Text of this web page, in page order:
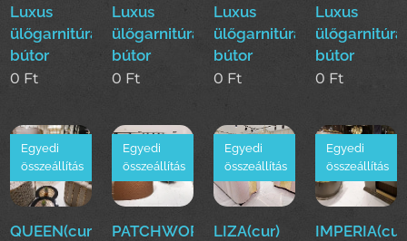
Luxus
ülőgarnitúra
bútor
0 Ft
Luxus
ülőgarnitúra
bútor
0 Ft
Luxus
ülőgarnitúra
bútor
0 Ft
Luxus
ülőgarnitúra
bútor
0 Ft
QUEEN(cur)
Egyedi
összeállítás
PATCHWORK
Egyedi
összeállítás
LIZA(cur)
Egyedi
összeállítás
Egyedi
összeállítás